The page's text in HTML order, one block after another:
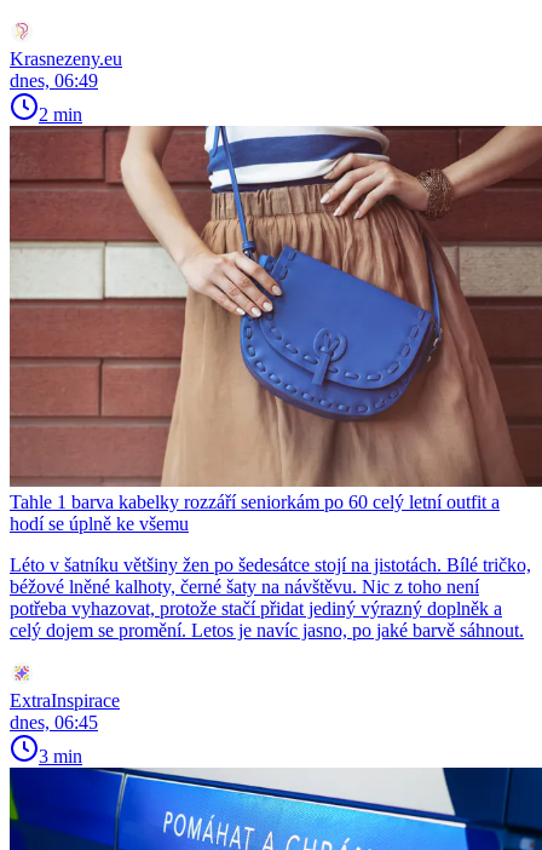
Krasnezeny.eu
dnes, 06:49
2 min
Tahle 1 barva kabelky rozzáří seniorkám po 60 celý letní outfit a
hodí se úplně ke všemu
Léto v šatníku většiny žen po šedesátce stojí na jistotách. Bílé tričko,
béžové lněné kalhoty, černé šaty na návštěvu. Nic z toho není
potřeba vyhazovat, protože stačí přidat jediný výrazný doplněk a
celý dojem se promění. Letos je navíc jasno, po jaké barvě sáhnout.
ExtraInspirace
dnes, 06:45
3 min